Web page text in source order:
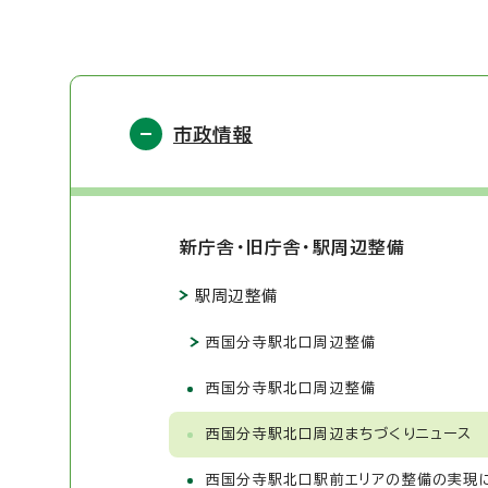
市政情報
新庁舎・旧庁舎・駅周辺整備
駅周辺整備
西国分寺駅北口周辺整備
西国分寺駅北口周辺整備
西国分寺駅北口周辺まちづくりニュース
西国分寺駅北口駅前エリアの整備の実現